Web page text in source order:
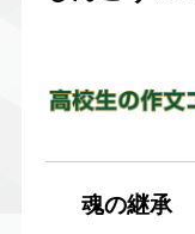
魂の継承